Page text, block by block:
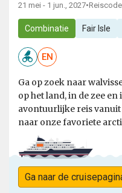
21 mei - 1 jun., 2027•
Combinatie Fair Isle
EN
Ga op zoek naar
op het land, in de zee
avontuurlijke reis
naar onze favoriete
Ga naar de